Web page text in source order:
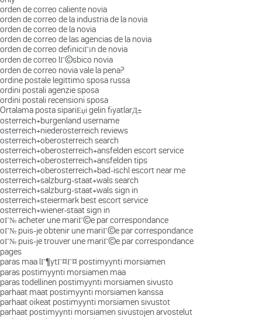
orden de correo caliente novia
orden de correo de la industria de la novia
orden de correo de la novia
orden de correo de las agencias de la novia
orden de correo definiciГіn de novia
orden de correo lГ©sbico novia
orden de correo novia vale la pena?
ordine postale legittimo sposa russa
ordini postali agenzie sposa
ordini postali recensioni sposa
Ortalama posta sipariЕџi gelin fiyatlarД±
osterreich+burgenland username
osterreich+niederosterreich reviews
osterreich+oberosterreich search
osterreich+oberosterreich+ansfelden escort service
osterreich+oberosterreich+ansfelden tips
osterreich+oberosterreich+bad-ischl escort near me
osterreich+salzburg-staat+wals search
osterreich+salzburg-staat+wals sign in
osterreich+steiermark best escort service
osterreich+wiener-staat sign in
oГ№ acheter une mariГ©e par correspondance
oГ№ puis-je obtenir une mariГ©e par correspondance
oГ№ puis-je trouver une mariГ©e par correspondance
pages
paras maa lГ¶ytГ¤Г¤ postimyynti morsiamen
paras postimyynti morsiamen maa
paras todellinen postimyynti morsiamen sivusto
parhaat maat postimyynti morsiamen kanssa
parhaat oikeat postimyynti morsiamen sivustot
parhaat postimyynti morsiamen sivustojen arvostelut